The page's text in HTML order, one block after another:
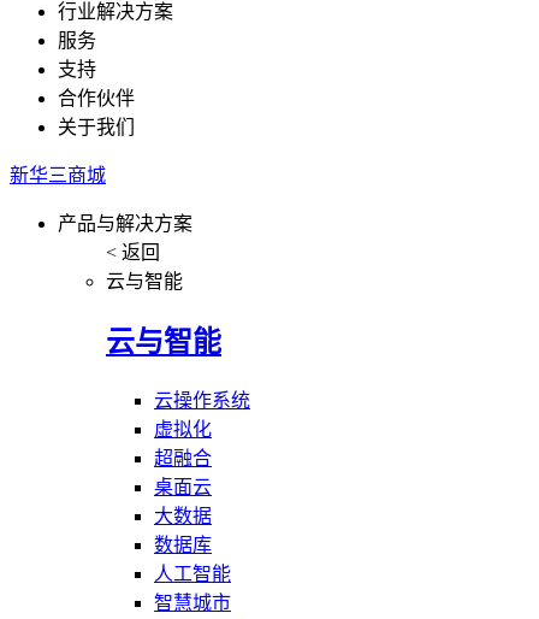
行业解决方案
服务
支持
合作伙伴
关于我们
新华三商城
产品与解决方案
< 返回
云与智能
云与智能
云操作系统
虚拟化
超融合
桌面云
大数据
数据库
人工智能
智慧城市